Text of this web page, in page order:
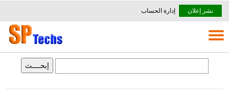
نشر إعلان إدارة الحساب